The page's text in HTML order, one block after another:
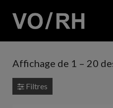
Affichage de 1 – 20
Filtres